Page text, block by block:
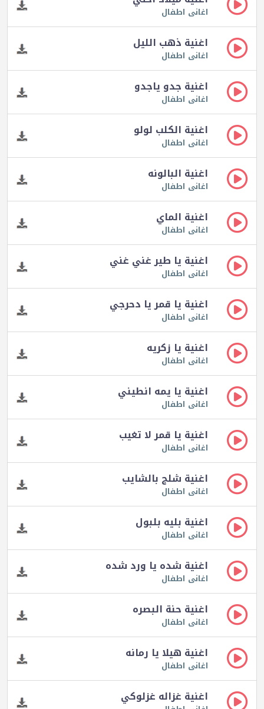
اغانى اطفال
اغنية ذهب الليل
اغانى اطفال
اغنية جدو ياجدو
اغانى اطفال
اغنية الكلب لولو
اغانى اطفال
اغنية البالونه
اغانى اطفال
اغنية الماي
اغانى اطفال
اغنية يا طير غني غني
اغانى اطفال
اغنية يا قمر يا دحرجي
اغانى اطفال
اغنية يا زكريه
اغانى اطفال
اغنية يا يمه انطيني
اغانى اطفال
اغنية يا قمر لا تغيب
اغانى اطفال
اغنية شلج بالشايب
اغانى اطفال
اغنية بليه بلبول
اغانى اطفال
اغنية شده يا ورد شده
اغانى اطفال
اغنية حنة البصره
اغانى اطفال
اغنية هيلا يا رمانه
اغانى اطفال
اغنية غزاله غزلوكي